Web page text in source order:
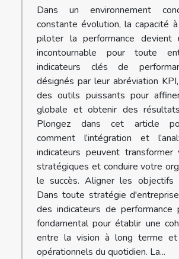
Dans un environnement
constante évolution, la capacité
piloter la performance devient
incontournable pour toute
indicateurs clés de
désignés par leur abréviation
des outils puissants pour
globale et obtenir des
Plongez dans cet article
comment l’intégration et
indicateurs peuvent transformer
stratégiques et conduire votre
le succès. Aligner les objectifs
Dans toute stratégie
des indicateurs de performance
fondamental pour établir une
entre la vision à long terme
opérationnels du quotidien. La...